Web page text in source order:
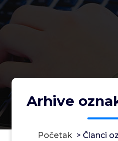
Arhive
Početak> Članci